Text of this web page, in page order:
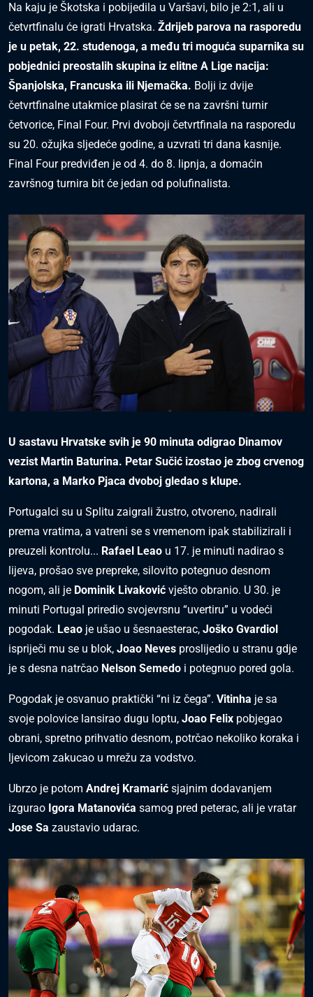
Na kaju je Škotska i pobijedila u Varšavi, bilo je 2:1, ali u
četvrtfinalu će igrati Hrvatska. Ždrijeb parova na rasporedu
je u petak, 22. studenoga, a među tri moguća suparnika su
pobjednici preostalih skupina iz elitne A Lige nacija:
Španjolska, Francuska ili Njemačka. Bolji iz dvije
četvrtfinalne utakmice plasirat će se na završni turnir
četvorice, Final Four. Prvi dvoboji četvrtfinala na rasporedu
su 20. ožujka sljedeće godine, a uzvrati tri dana kasnije.
Final Four predviđen je od 4. do 8. lipnja, a domaćin
završnog turnira bit će jedan od polufinalista.
U sastavu Hrvatske svih je 90 minuta odigrao Dinamov
vezist Martin Baturina. Petar Sučić izostao je zbog crvenog
kartona, a Marko Pjaca dvoboj gledao s klupe.
Portugalci su u Splitu zaigrali žustro, otvoreno, nadirali
prema vratima, a vatreni se s vremenom ipak stabilizirali i
preuzeli kontrolu... Rafael Leao u 17. je minuti nadirao s
lijeva, prošao sve prepreke, silovito potegnuo desnom
nogom, ali je Dominik Livaković vješto obranio. U 30. je
minuti Portugal priredio svojevrsnu “uvertiru” u vodeći
pogodak. Leao je ušao u šesnaesterac, Joško Gvardiol
ispriječi mu se u blok, Joao Neves proslijedio u stranu gdje
je s desna natrčao Nelson Semedo i potegnuo pored gola.
Pogodak je osvanuo praktički “ni iz čega”. Vitinha je sa
svoje polovice lansirao dugu loptu, Joao Felix pobjegao
obrani, spretno prihvatio desnom, potrčao nekoliko koraka i
ljevicom zakucao u mrežu za vodstvo.
Ubrzo je potom Andrej Kramarić sjajnim dodavanjem
izgurao Igora Matanovića samog pred peterac, ali je vratar
Jose Sa zaustavio udarac.